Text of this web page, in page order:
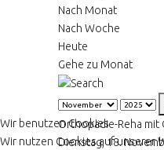
Nach Monat
Nach Woche
Heute
Gehe zu Monat
Orthopädie-Reha mit
Dienstag, 18.
Wir benutzen Cookies
Wir nutzen Cookies auf unserer